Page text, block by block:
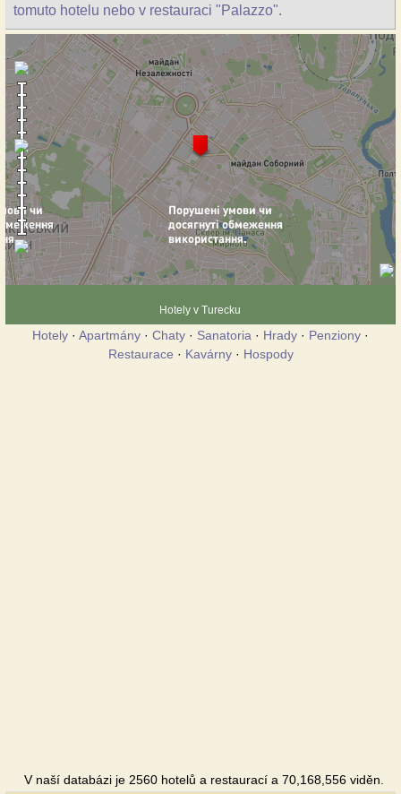
tomuto hotelu nebo v restauraci "Palazzo".
Hotely v Turecku
Hotely · Apartmány · Chaty · Sanatoria · Hrady · Penziony ·
Restaurace · Kavárny· Hospody
V naší databázi je 2560 hotelů a restaurací a 70,168,556 viděn.